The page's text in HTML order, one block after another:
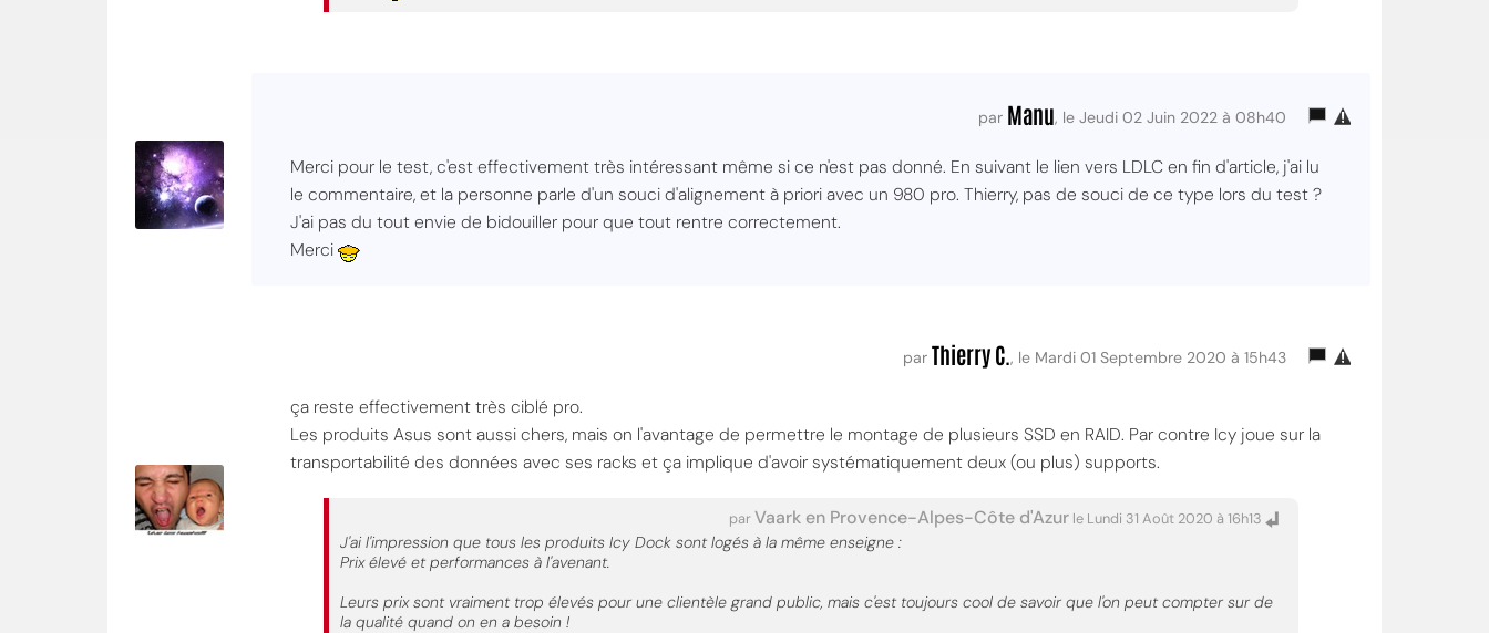
par Manu, le Jeudi 02 Juin 2022 à 08h40
Merci pour le test, c'est effectivement très intéressant même si ce n'est pas donné. En suivant le lien vers LDLC en fin d'article, j'ai lu
le commentaire, et la personne parle d'un souci d'alignement à priori avec un 980 pro. Thierry, pas de souci de ce type lors du test ?
J'ai pas du tout envie de bidouiller pour que tout rentre correctement.
Merci
par Thierry C. , le Mardi 01 Septembre 2020 à 15h43
ça reste effectivement très ciblé pro.
Les produits Asus sont aussi chers, mais on l'avantage de permettre le montage de plusieurs SSD en RAID. Par contre Icy joue sur la
transportabilité des données avec ses racks et ça implique d'avoir systématiquement deux (ou plus) supports.
parVaark en Provence-Alpes-Côte d'Azur le Lundi 31 Août 2020 à 16h13
J'ai l'impression que tous les produits Icy Dock sont logés à la même enseigne :
Prix élevé et performances à l'avenant.
Leurs prix sont vraiment trop élevés pour une clientèle grand public, mais c'est toujours cool de savoir que l'on peut compter sur de
la qualité quand on en a besoin !